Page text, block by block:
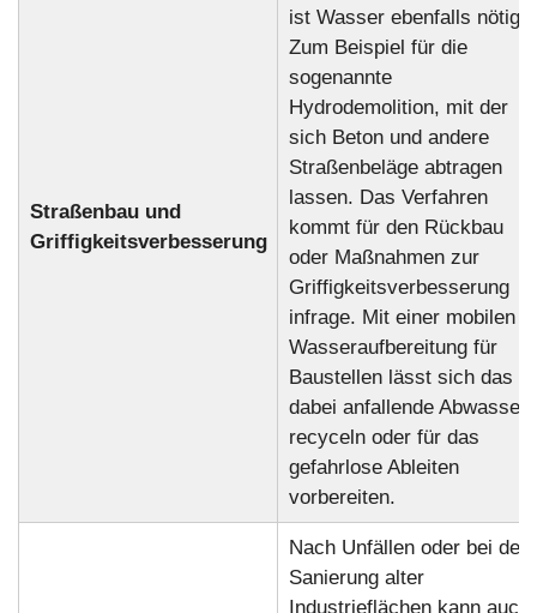
Straßenbau und
Griffigkeitsverbesserung
ist Wasser ebenfalls nötig.
Zum Beispiel für die
sogenannte
Hydrodemolition, mit der
sich Beton und andere
Straßenbeläge abtragen
lassen. Das Verfahren
kommt für den Rückbau
oder Maßnahmen zur
Griffigkeitsverbesserung
infrage. Mit einer mobilen
Wasseraufbereitung für
Baustellen lässt sich das
dabei anfallende Abwasser
recyceln oder für das
gefahrlose Ableiten
vorbereiten.
Nach Unfällen oder bei der
Sanierung alter
Industrieflächen kann auch